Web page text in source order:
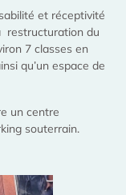
et réceptivité
restructuration du
7 classes en
qu’un espace de
un centre
souterrain.